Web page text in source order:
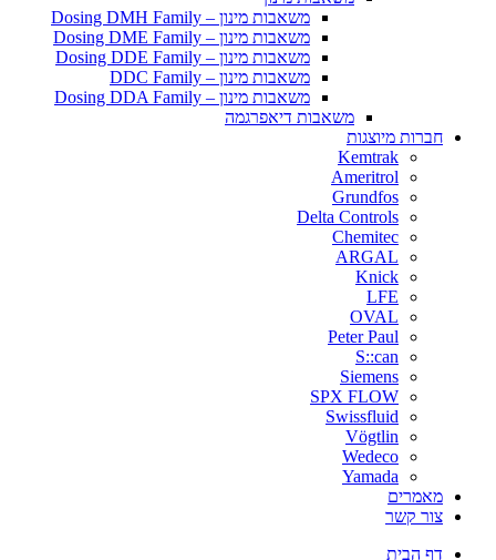
משאבות מינון – Dosing DMH Family
משאבות מינון – Dosing DME Family
משאבות מינון – Dosing DDE Family
משאבות מינון – DDC Family
משאבות מינון – Dosing DDA Family
משאבות דיאפרגמה
חברות מיוצגות
Kemtrak
Ameritrol
Grundfos
Delta Controls
Chemitec
ARGAL
Knick
LFE
OVAL
Peter Paul
S::can
Siemens
SPX FLOW
Swissfluid
Vögtlin
Wedeco
Yamada
מאמרים
צור קשר
דף הבית